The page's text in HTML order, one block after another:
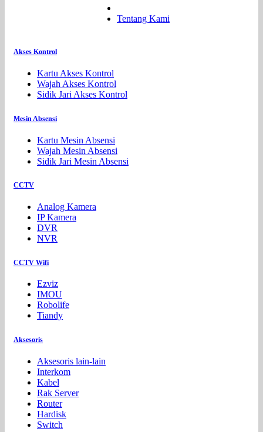
Tentang Kami
Akses Kontrol
Kartu Akses Kontrol
Wajah Akses Kontrol
Sidik Jari Akses Kontrol
Mesin Absensi
Kartu Mesin Absensi
Wajah Mesin Absensi
Sidik Jari Mesin Absensi
CCTV
Analog Kamera
IP Kamera
DVR
NVR
CCTV Wifi
Ezviz
IMOU
Robolife
Tiandy
Aksesoris
Aksesoris lain-lain
Interkom
Kabel
Rak Server
Router
Hardisk
Switch